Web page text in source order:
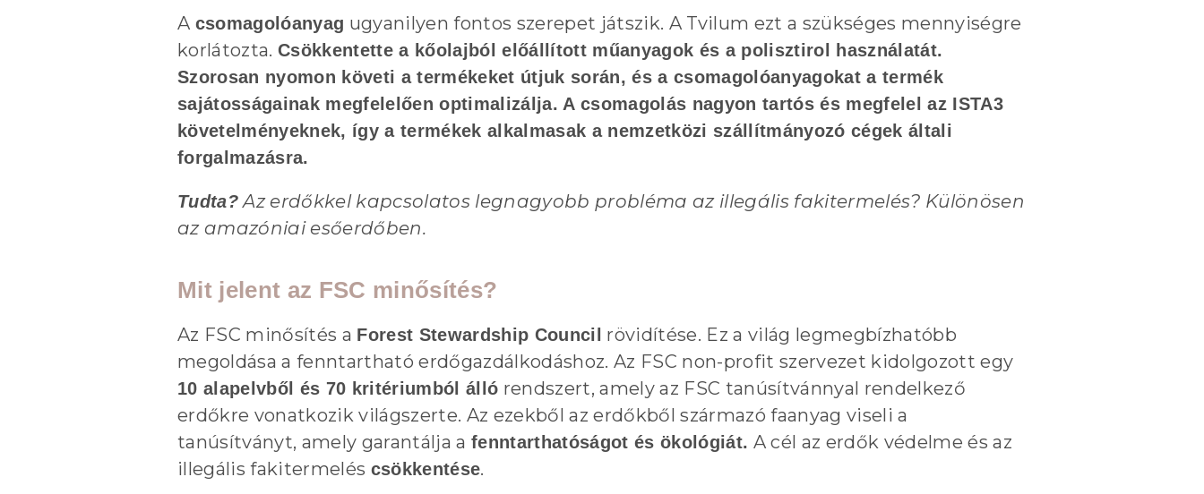
A csomagolóanyag ugyanilyen fontos szerepet játszik. A Tvilum ezt a szükséges mennyiségre
korlátozta.Csökkentette a kőolajból előállított műanyagok és a polisztirol használatát.
Szorosan nyomon követi a termékeket útjuk során, és a csomagolóanyagokat a termék
sajátosságainak megfelelően optimalizálja. A csomagolás nagyon tartós és megfelel az ISTA3
követelményeknek, így a termékek alkalmasak a nemzetközi szállítmányozó cégek általi
forgalmazásra.
Tudta? Az erdőkkel kapcsolatos legnagyobb probléma az illegális fakitermelés? Különösen
az amazóniai esőerdőben.
Mit jelent az FSC minősítés?
Az FSC minősítés a Forest Stewardship Council
rövidítése. Ez a világ legmegbízhatóbb
megoldása a fenntartható erdőgazdálkodáshoz. Az FSC non-profit szervezet kidolgozott egy
10 alapelvből és 70 kritériumból álló rendszert, amely az FSC tanúsítvánnyal rendelkező
erdőkre vonatkozik világszerte. Az ezekből az erdőkből származó faanyag viseli a
tanúsítványt, amely garantálja afenntarthatóságot és ökológiát. A cél az erdők védelme és az
illegális fakitermelés csökkentése.